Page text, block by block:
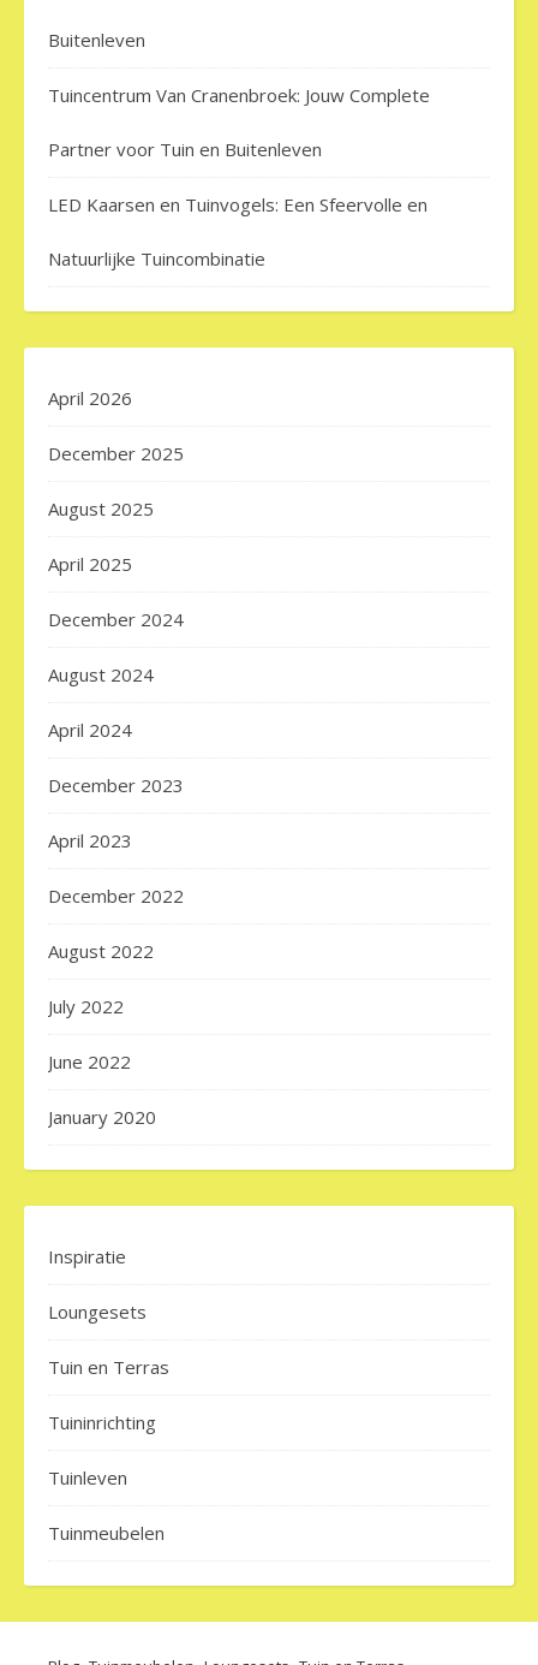
Buitenleven
Tuincentrum Van Cranenbroek: Jouw Complete
Partner voor Tuin en Buitenleven
LED Kaarsen en Tuinvogels: Een Sfeervolle en
Natuurlijke Tuincombinatie
April 2026
December 2025
August 2025
April 2025
December 2024
August 2024
April 2024
December 2023
April 2023
December 2022
August 2022
July 2022
June 2022
January 2020
Inspiratie
Loungesets
Tuin en Terras
Tuininrichting
Tuinleven
Tuinmeubelen